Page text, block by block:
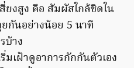
ยงสูง คือ สัมผัสใกล้ชิดใน
กันอย่างน้อย 5 นาที
บ้าง
มเฝ้าดูอาการกักกันตัวเอง